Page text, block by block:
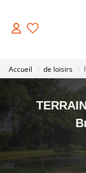
Accueil de loisirs